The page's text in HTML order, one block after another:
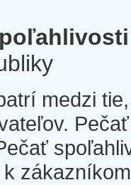
medzi